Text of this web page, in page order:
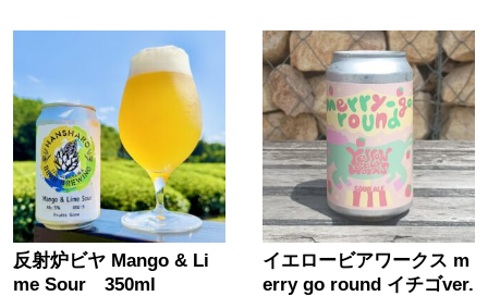
反射炉ビヤ Mango & Li
me Sour 350ml
イエロービアワークス m
erry go round イチゴver.